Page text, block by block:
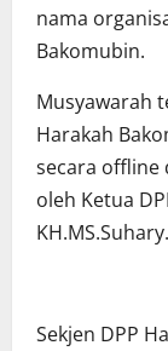
nama
Bakomubin.
Musyawarah
Harakah
secara offline
oleh Ketua
Sekjen DPP